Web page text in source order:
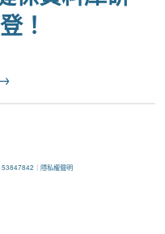
！
53847842 ｜ 隱私權聲明